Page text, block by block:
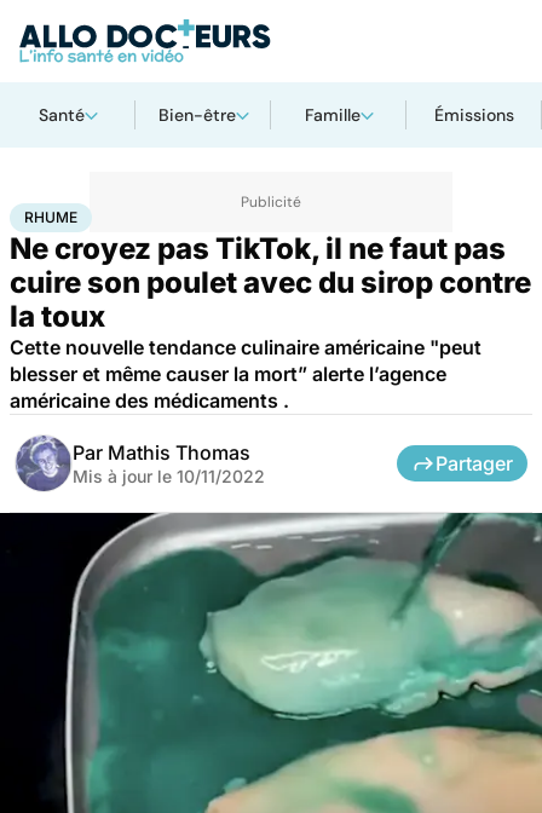
Santé Bien-être Famille Émissions
AccueilBien-être
RHUME
Ne croyez pas TikTok, il ne faut pas
cuire son poulet avec du sirop contre
la toux
Cette nouvelle tendance culinaire américaine "peut
blesser et même causer la mort” alerte l’agence
américaine des médicaments .
Par Mathis Thomas
Mis à jour le 10/11/2022
Partager